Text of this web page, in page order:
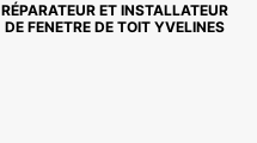
RÉPARATEUR ET INSTALLATEUR
DE FENETRE DE TOIT YVELINES